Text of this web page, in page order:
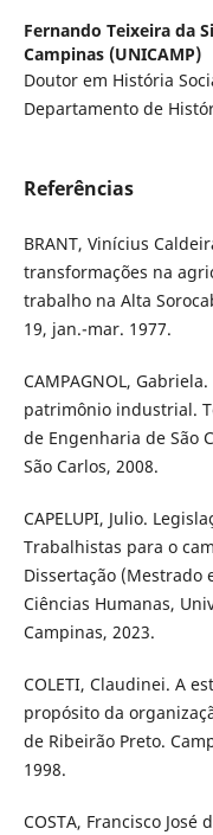
Fernando Teixeira da
Campinas (UNICAMP)
Doutor em História
Departamento de
Referências
BRANT, Vinícius
transformações na
trabalho na Alta
19, jan.-mar. 1977.
CAMPAGNOL,
patrimônio industrial.
de Engenharia de São
São Carlos, 2008.
CAPELUPI, Julio.
Trabalhistas para o
Dissertação (Mestrado
Ciências Humanas,
Campinas, 2023.
COLETI, Claudinei. A
propósito da
de Ribeirão Preto.
1998.
COSTA, Francisco